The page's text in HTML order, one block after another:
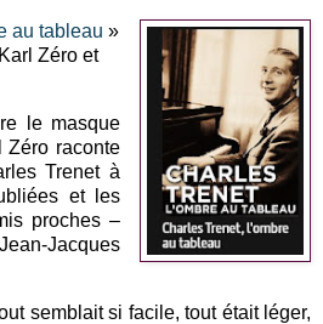
au tableau »
Zéro et
le masque
Zéro raconte
Trenet à
et les
proches –
Jacques
semblait si facile, tout était léger,